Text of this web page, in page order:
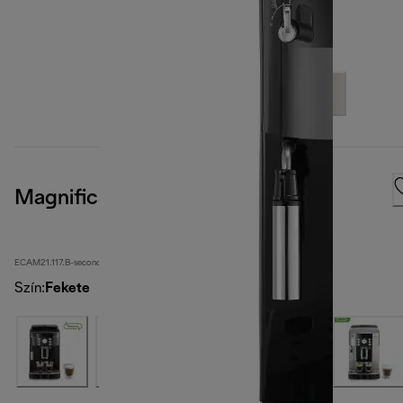
Magnifica S
ECAM21.117.B-second
Szín: Fekete